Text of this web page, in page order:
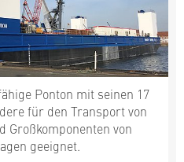
Ponton mit seinen 17
für den Transport von
von
geeignet.